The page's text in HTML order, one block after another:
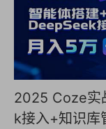
2025 Coze实
k接入+知识库